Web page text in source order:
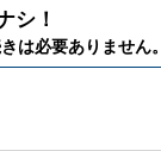
シ！
は必要ありません。